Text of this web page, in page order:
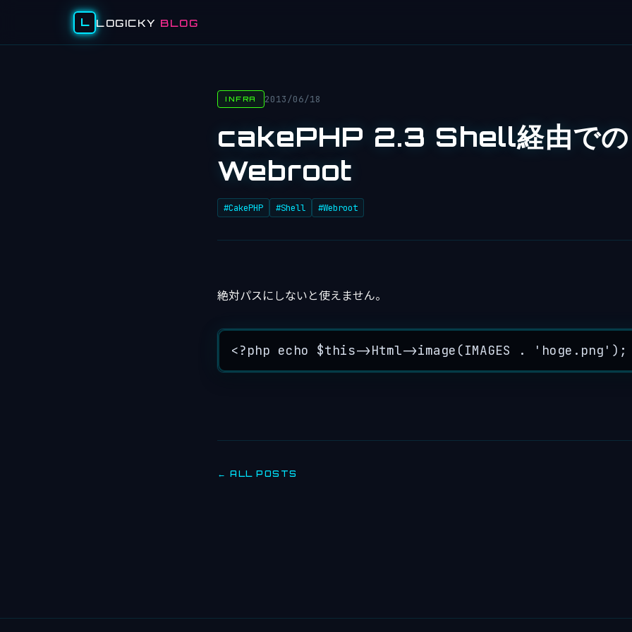
L LOGICKY BLOG
INFRA 2013/06/18
cakePHP 2.3 Shell経由での
Webroot
#CakePHP #Shell #Webroot
絶対パスにしないと使えません。
<?php echo $this->Html->image (IMAGES . ' hoge.png '
← ALL POSTS